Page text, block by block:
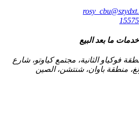
ما بعد البيع
4، منطقة فوكياو الثانية، مجتمع كياوتو، شارع
منطقة باوان، شنتشن، الصين